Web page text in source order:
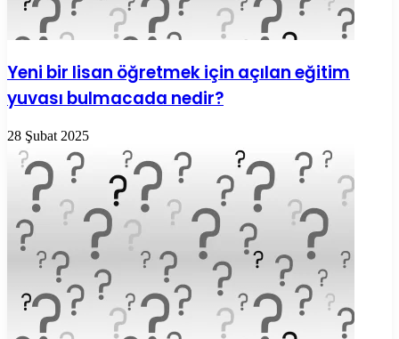
Yeni bir lisan öğretmek için açılan eğitim
yuvası bulmacada nedir?
28 Şubat 2025